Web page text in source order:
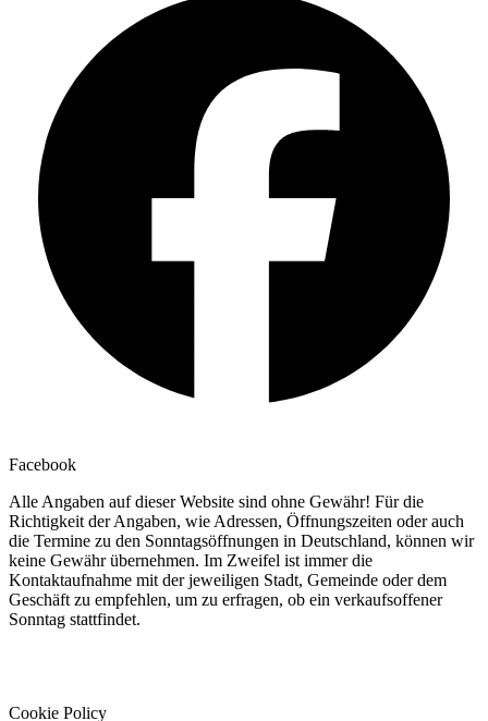
Facebook
Alle Angaben auf dieser Website sind ohne Gewähr! Für die
Richtigkeit der Angaben, wie Adressen, Öffnungszeiten oder auch
die Termine zu den Sonntagsöffnungen in Deutschland, können wir
keine Gewähr übernehmen. Im Zweifel ist immer die
Kontaktaufnahme mit der jeweiligen Stadt, Gemeinde oder dem
Geschäft zu empfehlen, um zu erfragen, ob ein verkaufsoffener
Sonntag stattfindet.
Cookie Policy